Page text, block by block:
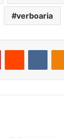
verboaria
PinterestReddit VK